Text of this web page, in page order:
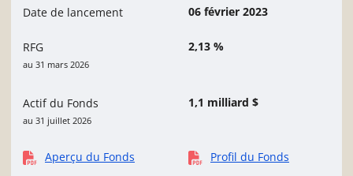
Date de lancement 06 février 2023
RFG
au 31 mars 2026
2,13 %
Actif du Fonds
au 31 juillet 2026
1,1 milliard $
Aperçu du Fonds Profil du Fonds